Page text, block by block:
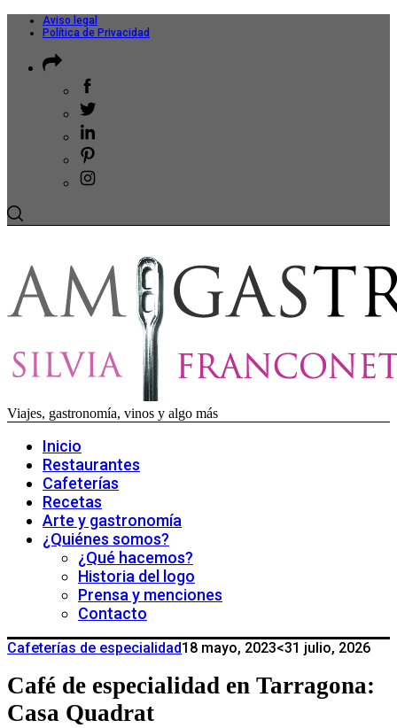
Aviso legal
Política de Privacidad
Viajes, gastronomía, vinos y algo más
Inicio
Restaurantes
Cafeterías
Recetas
Arte y gastronomía
¿Quiénes somos?
¿Qué hacemos?
Historia del logo
Prensa y menciones
Contacto
Cafeterías de especialidad18 mayo, 2023<31 julio, 2026
Café de especialidad en Tarragona:
Casa Quadrat